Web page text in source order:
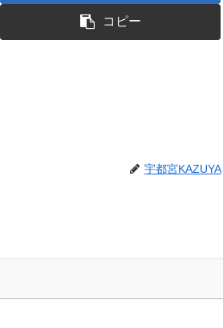
コピー
宇都宮KAZUYA